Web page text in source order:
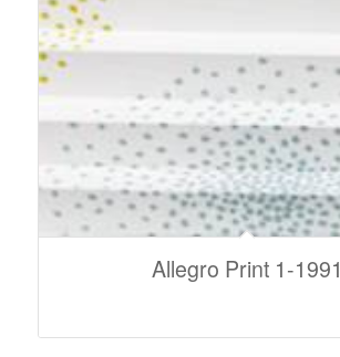
Allegro Print 1-1991